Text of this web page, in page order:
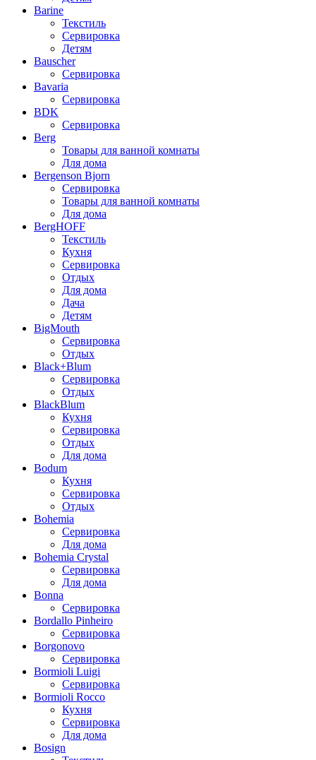
Barine
Текстиль
Сервировка
Детям
Bauscher
Сервировка
Bavaria
Сервировка
BDK
Сервировка
Berg
Товары для ванной комнаты
Для дома
Bergenson Bjorn
Сервировка
Товары для ванной комнаты
Для дома
BergHOFF
Текстиль
Кухня
Сервировка
Отдых
Для дома
Дача
Детям
BigMouth
Сервировка
Отдых
Black+Blum
Сервировка
Отдых
BlackBlum
Кухня
Сервировка
Отдых
Для дома
Bodum
Кухня
Сервировка
Отдых
Bohemia
Сервировка
Для дома
Bohemia Crystal
Сервировка
Для дома
Bonna
Сервировка
Bordallo Pinheiro
Сервировка
Borgonovo
Сервировка
Bormioli Luigi
Сервировка
Bormioli Rocco
Кухня
Сервировка
Для дома
Bosign